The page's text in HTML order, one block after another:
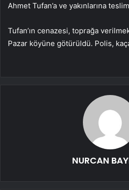
Ahmet Tufan’a ve yakınlarına
Tufan’ın cenazesi, toprağa
Pazar köyüne götürüldü. Polis,
NURCAN